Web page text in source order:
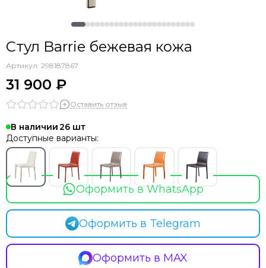
Стул Barrie бежевая кожа
Артикул: 298187867
31 900 ₽
Оставить отзыв
В наличии26
Доступные варианты:
Оформить в WhatsApp
Оформить в Telegram
Оформить в MAX